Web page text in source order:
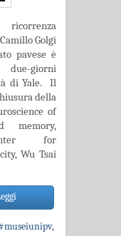
Golgi
pavese è
giorni
di Yale. Il
della
of
memory,
for
Wu Tsai
,